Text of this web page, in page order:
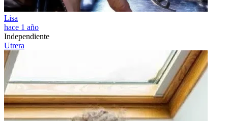
Lisa
hace 1 año
Independiente
Utrera